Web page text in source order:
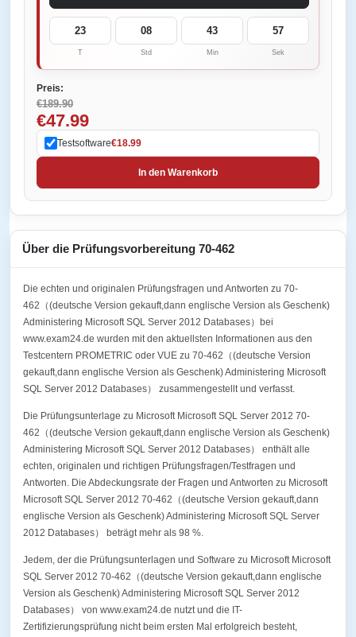
23
T
08
Std
43
Min
57
Sek
Preis:
€189.90
€47.99
Testsoftware€18.99
In den Warenkorb
Über die Prüfungsvorbereitung 70-462
Die echten und originalen Prüfungsfragen und Antworten zu 70-
462（(deutsche Version gekauft,dann englische Version als Geschenk)
Administering Microsoft SQL Server 2012 Databases）bei
www.exam24.de wurden mit den aktuellsten Informationen aus den
Testcentern PROMETRIC oder VUE zu 70-462（(deutsche Version
gekauft,dann englische Version als Geschenk) Administering Microsoft
SQL Server 2012 Databases） zusammengestellt und verfasst.
Die Prüfungsunterlage zu Microsoft Microsoft SQL Server 2012 70-
462（(deutsche Version gekauft,dann englische Version als Geschenk)
Administering Microsoft SQL Server 2012 Databases） enthält alle
echten, originalen und richtigen Prüfungsfragen/Testfragen und
Antworten. Die Abdeckungsrate der Fragen und Antworten zu Microsoft
Microsoft SQL Server 2012 70-462（(deutsche Version gekauft,dann
englische Version als Geschenk) Administering Microsoft SQL Server
2012 Databases） beträgt mehr als 98 %.
Jedem, der die Prüfungsunterlagen und Software zu Microsoft Microsoft
SQL Server 2012 70-462（(deutsche Version gekauft,dann englische
Version als Geschenk) Administering Microsoft SQL Server 2012
Databases） von www.exam24.de nutzt und die IT-
Zertifizierungsprüfung nicht beim ersten Mal erfolgreich besteht,